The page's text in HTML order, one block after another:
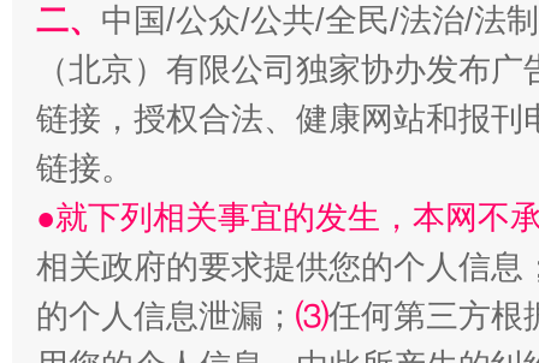
二、 中国/公众/公共/全民/法治/法
（北京）有限公司独家协办发布
链接，授权合法、健康网站和报
链接。
●就下列相关事宜的发生，本网不
相关政府的要求提供您的个人信息
的个人信息泄漏； ⑶任何第三方根